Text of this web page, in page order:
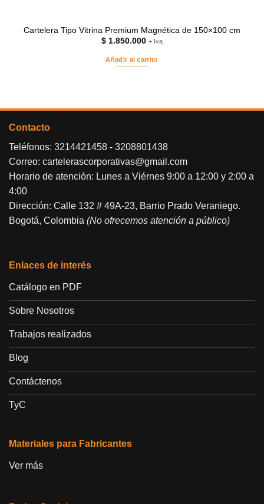
Cartelera Tipo Vitrina Premium Magnética de 150×100 cm
$ 1.850.000 + Iva
Añadir al carrito
Contacto
Teléfonos: 3214421458 - 3208801438
Correo: cartelerascorporativas@gmail.com
Horario de atención: Lunes a Viérnes 9:00 a 12:00 y 2:00 a
4:00
Dirección: Calle 132 # 49A-23, Barrio Prado Veraniego.
Bogotá, Colombia (No ofrecemos atención a público)
Enlaces de interés
Catálogo en PDF
Sobre Nosotros
Trabajos realizados
Blog
Contáctenos
TyC
Materiales para Fabricantes
Ver más